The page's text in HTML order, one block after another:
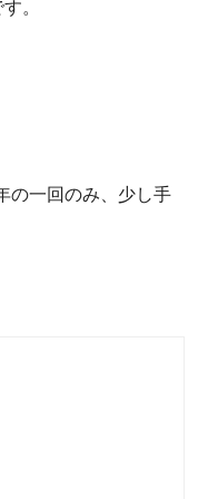
。
の一回のみ、少し手